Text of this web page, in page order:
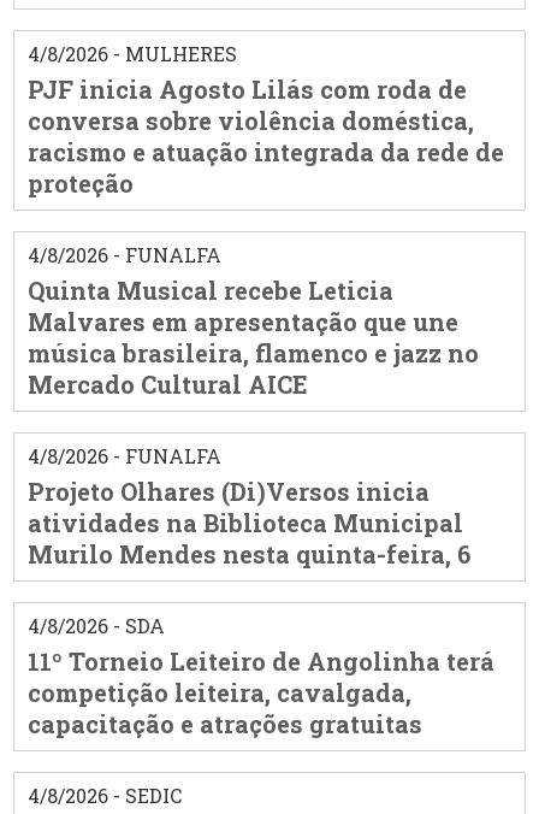
4/8/2026 - MULHERES
PJF inicia Agosto Lilás com roda de
conversa sobre violência doméstica,
racismo e atuação integrada da rede de
proteção
4/8/2026 - FUNALFA
Quinta Musical recebe Leticia
Malvares em apresentação que une
música brasileira, flamenco e jazz no
Mercado Cultural AICE
4/8/2026 - FUNALFA
Projeto Olhares (Di)Versos inicia
atividades na Biblioteca Municipal
Murilo Mendes nesta quinta-feira, 6
4/8/2026 - SDA
11º Torneio Leiteiro de Angolinha terá
competição leiteira, cavalgada,
capacitação e atrações gratuitas
4/8/2026 - SEDIC